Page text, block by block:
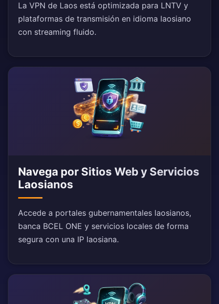
La VPN de Laos está optimizada para LNTV y
plataformas de transmisión en idioma laosiano
con streaming fluido.
Navega por Sitios Web y Servicios
Laosianos
Accede a portales gubernamentales laosianos,
banca BCEL ONE y servicios locales de forma
segura con una IP laosiana.